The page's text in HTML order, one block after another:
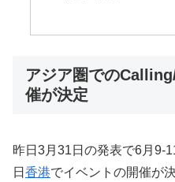
アジア圏での
催が決定
昨日3月31日の発表で6月9-
日 香港でイベントの開催が